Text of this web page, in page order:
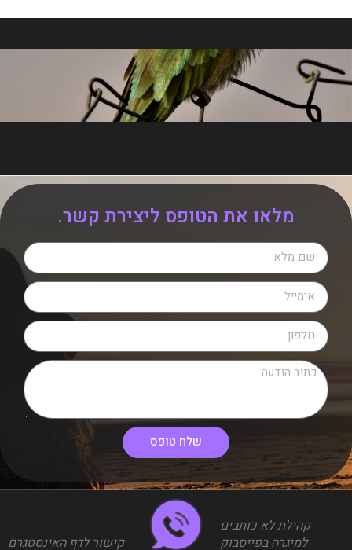
מלאו את הטופס ליצירת קשר.
שלח טופס
קהילת לא כותבים
למיגרה בפייסבוק
קישור לדף האינסטגרם